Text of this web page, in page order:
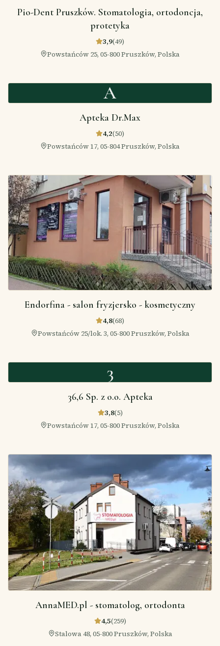
Pio-Dent Pruszków. Stomatologia, ortodoncja,
protetyka
3,9(49)
Powstańców 25, 05-800 Pruszków, Polska
A
Apteka Dr.Max
4,2(50)
Powstańców 17, 05-804 Pruszków, Polska
Endorfina - salon fryzjersko - kosmetyczny
4,8(68)
Powstańców 25/lok. 3, 05-800 Pruszków, Polska
3
36,6 Sp. z o.o. Apteka
3,8(5)
Powstańców 17, 05-800 Pruszków, Polska
AnnaMED.pl - stomatolog, ortodonta
4,5(259)
Stalowa 48, 05-800 Pruszków, Polska